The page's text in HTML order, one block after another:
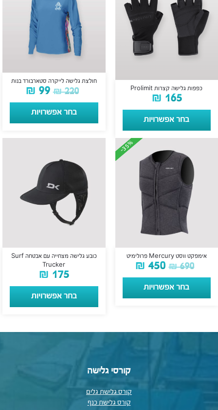
כפפות גלישה קצרות Prolimit
₪ 165
בחר אפשרויות
חולצת גלישה לייקרה סטארבורד בנות
₪220
₪ 99
בחר אפשרויות
-35%
-35%
אימפקט ווסט Mercury פרולימיט
₪690
₪ 450
בחר אפשרויות
כובע גלישה מצחייה עם אבטחה Surf
Trucker
₪ 175
בחר אפשרויות
קורסי גלישה
קורס גלישת גלים
קורס גלישת כנף